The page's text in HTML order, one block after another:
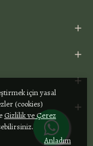
için yasal
(cookies)
Gizlilik ve Çerez
Anladım